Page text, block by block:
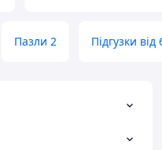
Пазли 2 Підгузки від